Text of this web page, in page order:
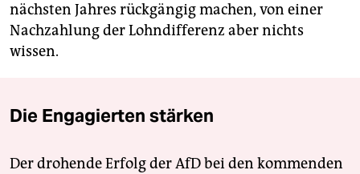
nächsten Jahres rückgängig machen, von einer
Nachzahlung der Lohndifferenz aber nichts
wissen.
Die Engagierten stärken
Der drohende Erfolg der AfD bei den kommenden